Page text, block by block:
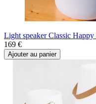
Light speaker Classic Happy
169 €
Ajouter au panier